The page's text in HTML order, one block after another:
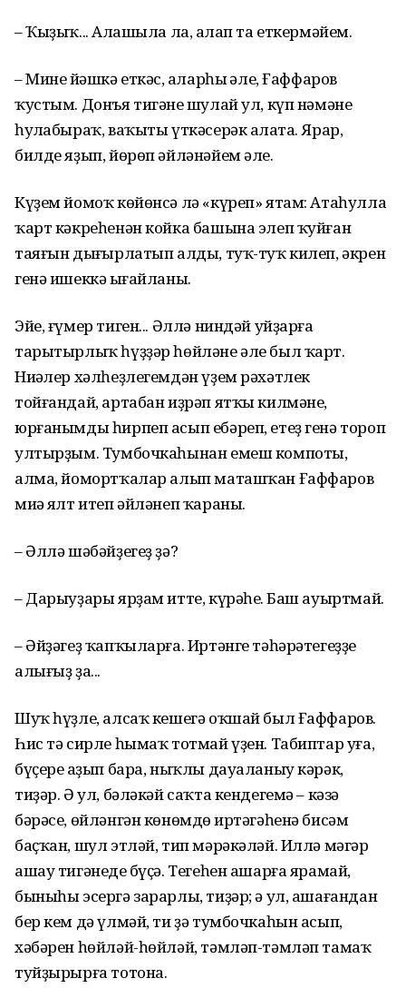
– Ҡыҙыҡ... Аңлашыла ла, аңлап та еткермәйем.
– Минең йәшкә еткәс, аңларһың әле, Ғаффаров
ҡустым. Донъя тигәнең шулай ул, күп нәмәне
һуңлабыраҡ, ваҡыты үткәсерәк аңлата. Ярар,
билде яҙып, йөрөп әйләнәйем әле.
Күҙем йомоҡ көйөнсә лә «күреп» ятам: Атаһулла
ҡарт кәкреһенән койка башына элеп ҡуйған
таяғын дыңғырлатып алды, туҡ-туҡ килеп, әкрен
генә ишеккә ыңғайланы.
Эйе, ғүмер тиген... Әллә ниндәй уйҙарға
тарытырлыҡ һүҙҙәр һөйләне әле был ҡарт.
Ниңәлер хәлһеҙлегемдән үҙем рәхәтлек
тойғандай, артабан иҙрәп ятҡы килмәне,
юрғанымды һирпеп асып ебәреп, етеҙ генә тороп
ултырҙым. Тумбочкаһынан емеш компоты,
алма, йомортҡалар алып маташҡан Ғаффаров
миңә ялт итеп әйләнеп ҡараны.
– Әллә шәбәйҙегеҙ ҙә?
– Дарыуҙары ярҙам итте, күрәһең. Баш ауыртмай.
– Әйҙәгеҙ ҡапҡыларға. Иртәнге тә­һәрәтегеҙҙе
алығыҙ ҙа...
Шуҡ һүҙле, алсаҡ кешегә оҡшай был Ғаффаров.
Һис тә сирле һымаҡ тотмай үҙен. Табиптар уға,
бүҫерең аҙып бара, ныҡлы дауаланыу кәрәк,
тиҙәр. Ә ул, бәләкәй саҡта кендегемә – кәзә
бәрәсе, өйләнгән көнөмдөң иртәгәһенә бисәм
баҫҡан, шул этләй, тип мәрәкәләй. Иллә мәгәр
ашау тигәнеңде бүҫә. Тегеһен ашарға ярамай,
быныһы эсергә зарарлы, тиҙәр; ә ул, ашағандан
бер кем дә үлмәй, ти ҙә тумбочкаһын асып,
хәбәрен һөйләй-һөйләй, тәмләп-тәмләп тамаҡ
туйҙырырға тотона.